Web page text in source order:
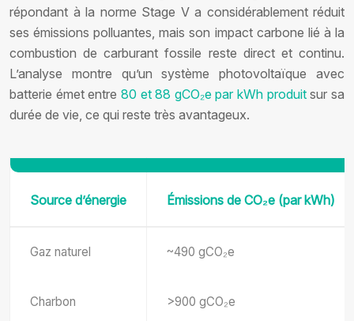
répondant à la norme Stage V a considérablement réduit
ses émissions polluantes, mais son impact carbone lié à la
combustion de carburant fossile reste direct et continu.
L’analyse montre qu’un système photovoltaïque avec
batterie émet entre 80 et 88 gCO₂e par kWh produitsur sa
durée de vie, ce qui reste très avantageux.
Source d’énergie Émissions de CO₂e (par kWh)
Gaz naturel ~490 gCO₂e
Charbon >900 gCO₂e